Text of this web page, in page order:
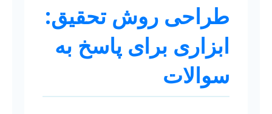
طراحی روش تحقیق:
ابزاری برای پاسخ به
سوالات